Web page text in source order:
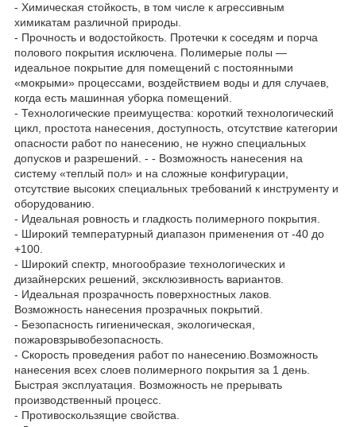
- Химическая стойкость, в том числе к агрессивным
химикатам различной природы.
- Прочность и водостойкость. Протечки к соседям и порча
полового покрытия исключена. Полимерые полы —
идеальное покрытие для помещений с постоянными
«мокрыми» процессами, воздействием воды и для случаев,
когда есть машинная уборка помещений.
- Технологические преимущества: короткий технологический
цикл, простота нанесения, доступность, отсутствие категории
опасности работ по нанесению, не нужно специальных
допусков и разрешений. - - Возможность нанесения на
систему «теплый пол» и на сложные конфигурации,
отсутствие высоких специальных требований к инструменту и
оборудованию.
- Идеальная ровность и гладкость полимерного покрытия.
- Широкий температурный диапазон применения от -40 до
+100.
- Широкий спектр, многообразие технологических и
дизайнерских решений, эксклюзивность вариантов.
- Идеальная прозрачность поверхностных лаков.
Возможность нанесения прозрачных покрытий.
- Безопасность гигиеническая, экологическая,
пожаровзрывобезопасность.
- Скорость проведения работ по нанесению.Возможность
нанесения всех слоев полимерного покрытия за 1 день.
Быстрая эксплуатация. Возможность не прерывать
производственный процесс.
- Противоскользящие свойства.